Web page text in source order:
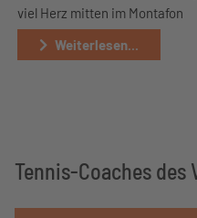
viel Herz mitten im Montafon
Weiterlesen...
Tennis-Coaches des